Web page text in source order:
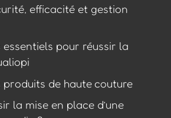
efficacité et gestion
pour réussir la
de haute couture
la mise en place d’une